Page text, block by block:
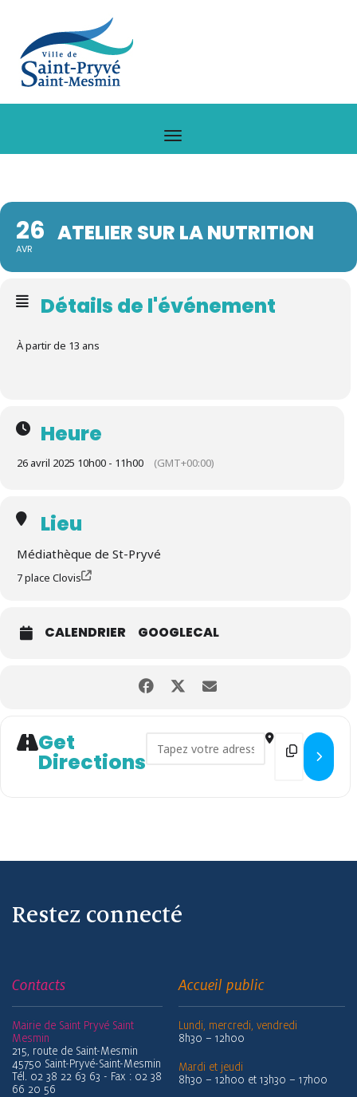
26
AVR
ATELIER SUR LA NUTRITION
Détails de l'événement
À partir de 13 ans
Heure
26 avril 2025 10h00 - 11h00 (GMT+00:00)
Lieu
Médiathèque de St-Pryvé
7 place Clovis
CALENDRIER GOOGLECAL
Get
Directions
Address - Atelier sur la
Restez connecté
Contacts
Mairie de Saint Pryvé Saint
Mesmin
215, route de Saint-Mesmin
45750 Saint-Pryvé-Saint-Mesmin
Tél. 02 38 22 63 63 - Fax : 02 38
66 20 56
Accueil public
Lundi, mercredi, vendredi
8h30 – 12h00
Mardi et jeudi
8h30 – 12h00 et 13h30 – 17h00